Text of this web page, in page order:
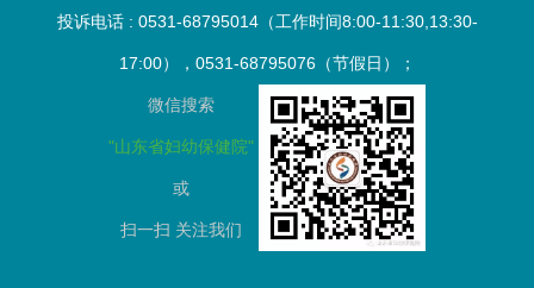
投诉电话 : 0531-68795014（工作时间8:00-11:30,13:30-
17:00），0531-68795076（节假日）；
微信搜索
"山东省妇幼保健院"
或
扫一扫 关注我们